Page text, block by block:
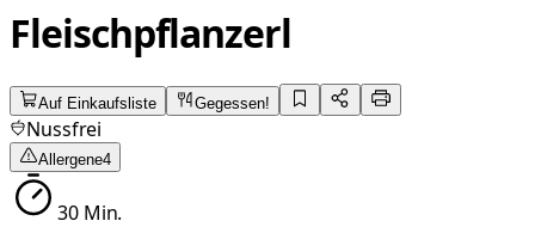
Fleischpflanzerl
Auf Einkaufsliste Gegessen!
Nussfrei
Allergene4
30Min.